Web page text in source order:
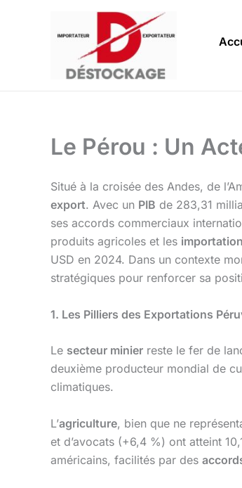
Le Pérou : Un
Situé à la croisée des Andes, de
export. Avec un PIB de 283,31
ses accords commerciaux
produits agricoles et les
USD en 2024. Dans un contexte
stratégiques pour renforcer sa
1. Les Pilliers des Exportations
Le secteur minier reste le fer de
deuxième producteur mondial de
climatiques.
L’agriculture, bien que ne
et d’avocats (+6,4 %) ont atteint
américains, facilités par des